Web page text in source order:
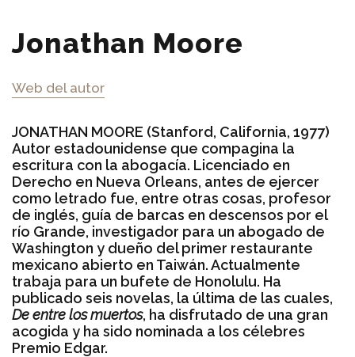
Jonathan Moore
Web del autor
JONATHAN MOORE (Stanford, California, 1977)
Autor estadounidense que compagina la
escritura con la abogacía. Licenciado en
Derecho en Nueva Orleans, antes de ejercer
como letrado fue, entre otras cosas, profesor
de inglés, guía de barcas en descensos por el
río Grande, investigador para un abogado de
Washington y dueño del primer restaurante
mexicano abierto en Taiwán. Actualmente
trabaja para un bufete de Honolulu. Ha
publicado seis novelas, la última de las cuales,
De entre los muertos, ha disfrutado de una gran
acogida y ha sido nominada a los célebres
Premio Edgar.